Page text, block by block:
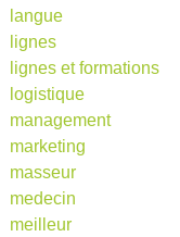
langue
lignes
lignes et formations
logistique
management
marketing
masseur
medecin
meilleur